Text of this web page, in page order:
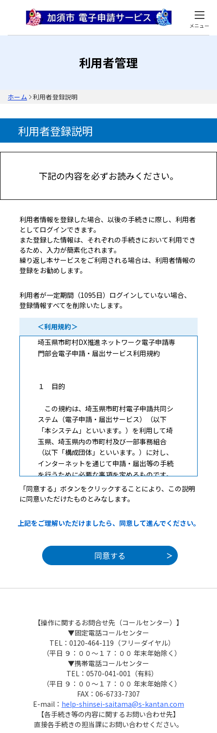
メニュー
利用者管理
ホーム 利用者登録説明
利用者登録説明
下記の内容を必ずお読みください。
利用者情報を登録した場合、以後の手続きに際し、利用者
としてログインできます。
また登録した情報は、それぞれの手続きにおいて利用でき
るため、入力が簡素化されます。
繰り返し本サービスをご利用される場合は、利用者情報の
登録をお勧めします。
利用者が一定期間（1095日）ログインしていない場合、
登録情報すべてを削除いたします。
＜利用規約＞
埼玉県市町村DX推進ネットワーク電子申請専
門部会電子申請・届出サービス利用規約
１ 目的
この規約は、埼玉県市町村電子申請共同シ
ステム（電子申請・届出サービス）（以下
「本システム」といいます。）を利用して埼
玉県、埼玉県内の市町村及び一部事務組合
（以下「構成団体」といいます。）に対し、
インターネットを通じて申請・届出等の手続
を行うために必要な事項を定めるものです。
本システムを利用して申請・届出等手続を
要です。このことを前提に、構成団体は本シ
ステムのサービスを提供します。本システム
みについても、この規約に同意したものとみ
なします。
３ 利用者ＩＤ・パスワード等の登録・変更
本システムを利用して申請・届出等手続を
行う場合は、利用者たる本人が利用方法に従
い利用者登録を行うことができるものとしま
す。
「同意する」ボタンをクリックすることにより、この説明
に同意いただけたものとみなします。
上記をご理解いただけましたら、同意して進んでください。
【操作に関するお問合せ先（コールセンター）】
▼固定電話コールセンター
TEL：0120-464-119（フリーダイヤル）
（平日 ９：００～１７：００ 年末年始除く）
▼携帯電話コールセンター
TEL：0570-041-001（有料）
（平日 ９：００～１７：００ 年末年始除く）
FAX：06-6733-7307
E-mail： help-shinsei-saitama@s-kantan.com
【各手続き等の内容に関するお問い合わせ先】
直接各手続きの担当課にお問い合わせください。